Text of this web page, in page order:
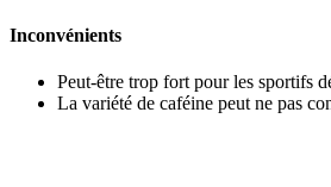
Inconvénients
Peut-être trop fort pour les sportifs
La variété de caféine peut ne pas